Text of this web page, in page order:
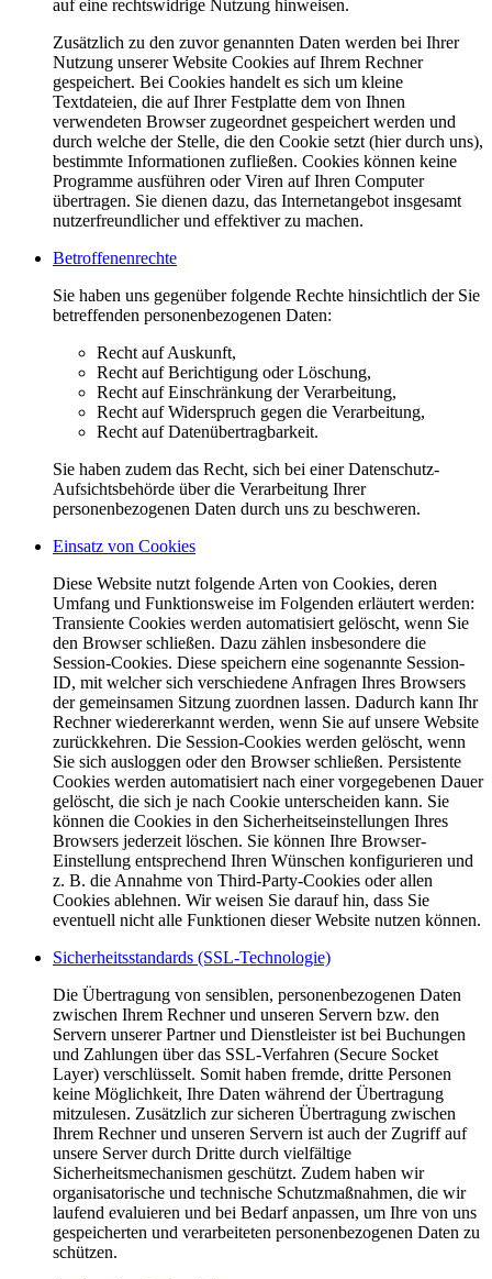
auf eine rechtswidrige Nutzung hinweisen.
Zusätzlich zu den zuvor genannten Daten werden bei Ihrer
Nutzung unserer Website Cookies auf Ihrem Rechner
gespeichert. Bei Cookies handelt es sich um kleine
Textdateien, die auf Ihrer Festplatte dem von Ihnen
verwendeten Browser zugeordnet gespeichert werden und
durch welche der Stelle, die den Cookie setzt (hier durch uns),
bestimmte Informationen zufließen. Cookies können keine
Programme ausführen oder Viren auf Ihren Computer
übertragen. Sie dienen dazu, das Internetangebot insgesamt
nutzerfreundlicher und effektiver zu machen.
Betroffenenrechte
Sie haben uns gegenüber folgende Rechte hinsichtlich der Sie
betreffenden personenbezogenen Daten:
Recht auf Auskunft,
Recht auf Berichtigung oder Löschung,
Recht auf Einschränkung der Verarbeitung,
Recht auf Widerspruch gegen die Verarbeitung,
Recht auf Datenübertragbarkeit.
Sie haben zudem das Recht, sich bei einer Datenschutz-
Aufsichtsbehörde über die Verarbeitung Ihrer
personenbezogenen Daten durch uns zu beschweren.
Einsatz von Cookies
Diese Website nutzt folgende Arten von Cookies, deren
Umfang und Funktionsweise im Folgenden erläutert werden:
Transiente Cookies werden automatisiert gelöscht, wenn Sie
den Browser schließen. Dazu zählen insbesondere die
Session-Cookies. Diese speichern eine sogenannte Session-
ID, mit welcher sich verschiedene Anfragen Ihres Browsers
der gemeinsamen Sitzung zuordnen lassen. Dadurch kann Ihr
Rechner wiedererkannt werden, wenn Sie auf unsere Website
zurückkehren. Die Session-Cookies werden gelöscht, wenn
Sie sich ausloggen oder den Browser schließen. Persistente
Cookies werden automatisiert nach einer vorgegebenen Dauer
gelöscht, die sich je nach Cookie unterscheiden kann. Sie
können die Cookies in den Sicherheitseinstellungen Ihres
Browsers jederzeit löschen. Sie können Ihre Browser-
Einstellung entsprechend Ihren Wünschen konfigurieren und
z. B. die Annahme von Third-Party-Cookies oder allen
Cookies ablehnen. Wir weisen Sie darauf hin, dass Sie
eventuell nicht alle Funktionen dieser Website nutzen können.
Sicherheitsstandards (SSL-Technologie)
Die Übertragung von sensiblen, personenbezogenen Daten
zwischen Ihrem Rechner und unseren Servern bzw. den
Servern unserer Partner und Dienstleister ist bei Buchungen
und Zahlungen über das SSL-Verfahren (Secure Socket
Layer) verschlüsselt. Somit haben fremde, dritte Personen
keine Möglichkeit, Ihre Daten während der Übertragung
mitzulesen. Zusätzlich zur sicheren Übertragung zwischen
Ihrem Rechner und unseren Servern ist auch der Zugriff auf
unsere Server durch Dritte durch vielfältige
Sicherheitsmechanismen geschützt. Zudem haben wir
organisatorische und technische Schutzmaßnahmen, die wir
laufend evaluieren und bei Bedarf anpassen, um Ihre von uns
gespeicherten und verarbeiteten personenbezogenen Daten zu
schützen.